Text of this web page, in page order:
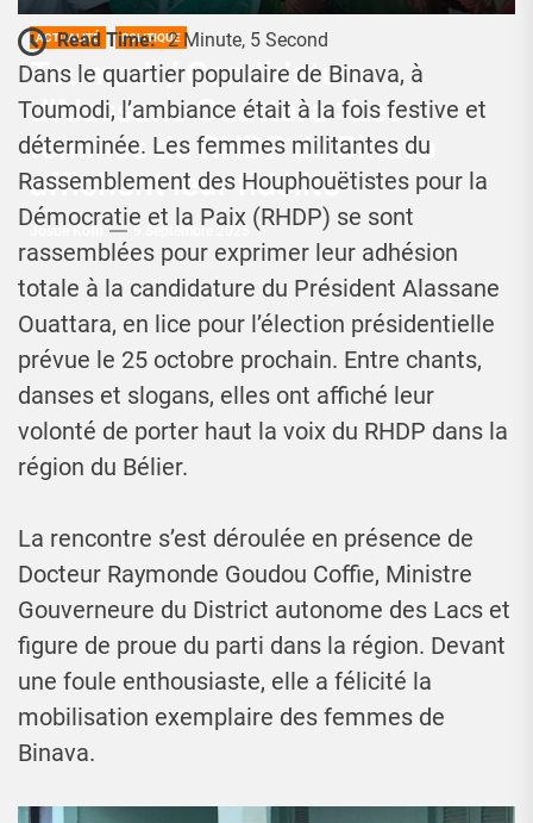
ACTUALITÉ POLITIQUE
Toumodi / Candidature
d’Alassane Ouattara : Les
femmes du RHDP de Binava
affichent leur fidélité
Read Time: 2 Minute, 5 Second
Dans le quartier populaire de Binava, à
Toumodi, l’ambiance était à la fois festive et
déterminée. Les femmes militantes du
Rassemblement des Houphouëtistes pour la
Démocratie et la Paix (RHDP) se sont
rassemblées pour exprimer leur adhésion
totale à la candidature du Président Alassane
Ouattara, en lice pour l’élection présidentielle
prévue le 25 octobre prochain. Entre chants,
danses et slogans, elles ont affiché leur
volonté de porter haut la voix du RHDP dans la
région du Bélier.
La rencontre s’est déroulée en présence de
Docteur Raymonde Goudou Coffie, Ministre
Gouverneure du District autonome des Lacs et
figure de proue du parti dans la région. Devant
une foule enthousiaste, elle a félicité la
mobilisation exemplaire des femmes de
Binava.